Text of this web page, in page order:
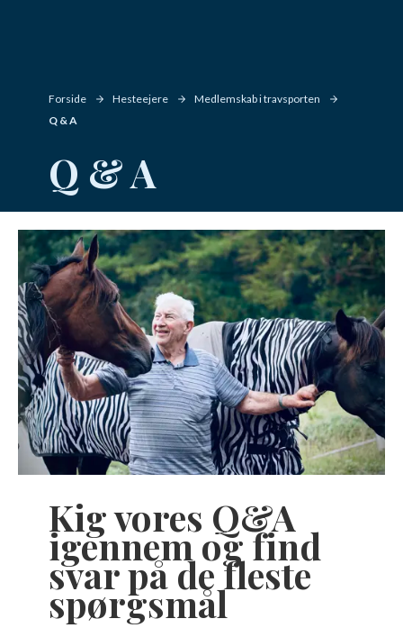
Forside Hesteejere
Medlemskab i travsporten
Q & A
Q & A
Kig vores Q&A
igennem og find
svar på de fleste
spørgsmål